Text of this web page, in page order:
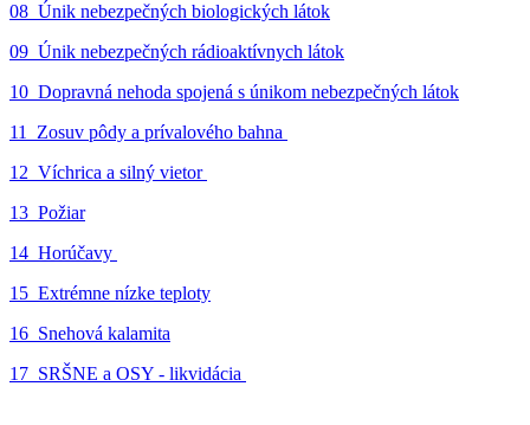
08_Únik nebezpečných biologických látok
09_Únik nebezpečných rádioaktívnych látok
10_Dopravná nehoda spojená s únikom nebezpečných látok
11_Zosuv pôdy a prívalového bahna
12_Víchrica a silný vietor
13_Požiar
14_Horúčavy
15_Extrémne nízke teploty
16_Snehová kalamita
17_SRŠNE a OSY - likvidácia